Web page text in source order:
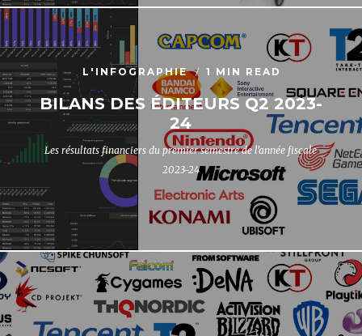
L'INFOGRAPHIE 1 MIN READ
BILANS DES ÉDITEURS Q2 2023-
24
Les résultats financiers du premier semestre de l'année fiscale
2023-24